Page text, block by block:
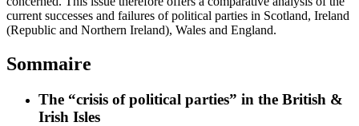
current successes and failures of political parties in Scotland, Ireland
(Republic and Northern Ireland), Wales and England.
Sommaire
The “crisis of political parties” in the British &
Irish Isles